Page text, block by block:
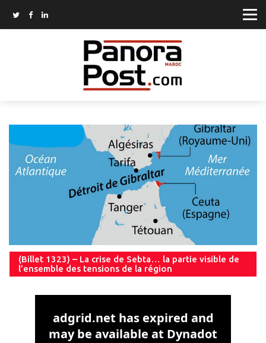
(Billet 1323) – La crise de Sebta… la partie visible de
l’ensemble des tensions de la région